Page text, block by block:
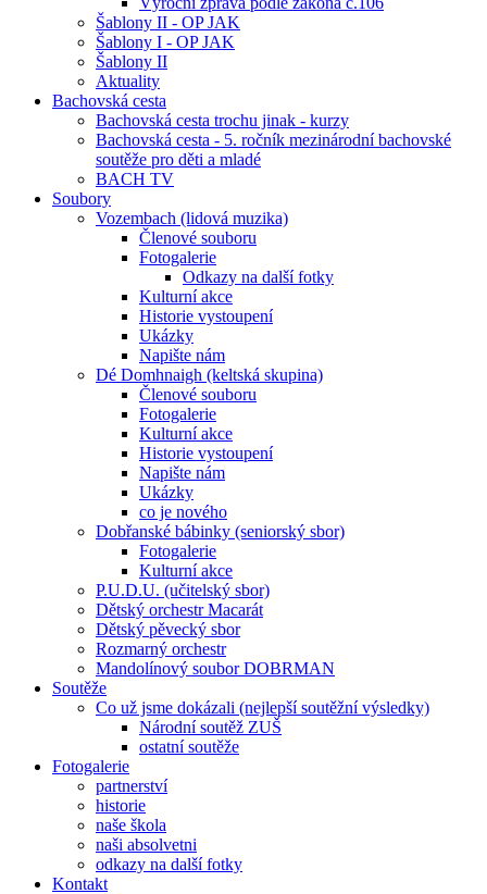
Šablony II - OP JAK
Šablony I - OP JAK
Šablony II
Aktuality
Bachovská cesta
Bachovská cesta trochu jinak - kurzy
Bachovská cesta - 5. ročník mezinárodní bachovské
soutěže pro děti a mladé
BACH TV
Soubory
Vozembach (lidová muzika)
Členové souboru
Fotogalerie
Odkazy na další fotky
Kulturní akce
Historie vystoupení
Ukázky
Napište nám
Dé Domhnaigh (keltská skupina)
Členové souboru
Fotogalerie
Kulturní akce
Historie vystoupení
Napište nám
Ukázky
co je nového
Dobřanské bábinky (seniorský sbor)
Fotogalerie
Kulturní akce
P.U.D.U. (učitelský sbor)
Dětský orchestr Macarát
Dětský pěvecký sbor
Rozmarný orchestr
Mandolínový soubor DOBRMAN
Soutěže
Co už jsme dokázali (nejlepší soutěžní výsledky)
Národní soutěž ZUŠ
ostatní soutěže
Fotogalerie
partnerství
historie
naše škola
naši absolvetni
odkazy na další fotky
Kontakt